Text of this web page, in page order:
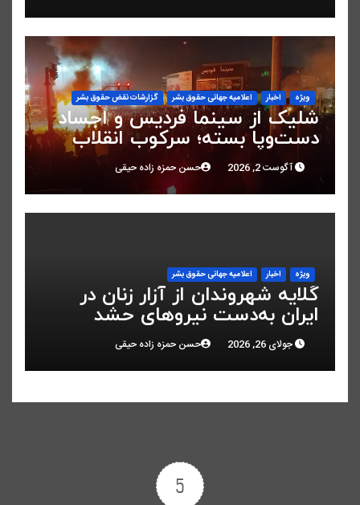
ویژه اخبار اعلاميه جهانی حقوق بشر گزارشات نقض حقوق بشر
شلیک از سینما فردیس و اجساد
دست‌وپا بسته؛ سرکوب انقلاب
ملی در البرز
آگوست 2, 2026 حسن حمزه زاده حیقی
ویژه اخبار اعلاميه جهانی حقوق بشر
گلایه شهروندان از آزار زنان در
ایران به‌دست نیروهای حشد
شعبی
جولای 26, 2026 حسن حمزه زاده حیقی
5